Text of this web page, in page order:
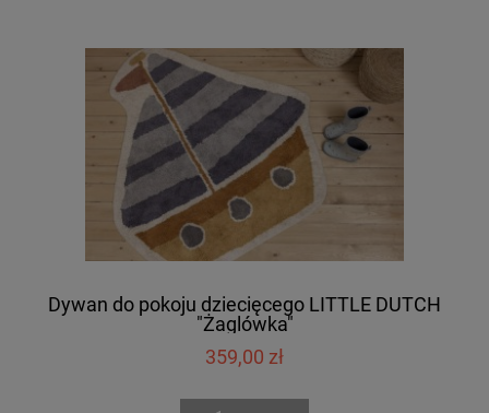
Dywan do pokoju dziecięcego LITTLE DUTCH
"Żaglówka"
359,00 zł